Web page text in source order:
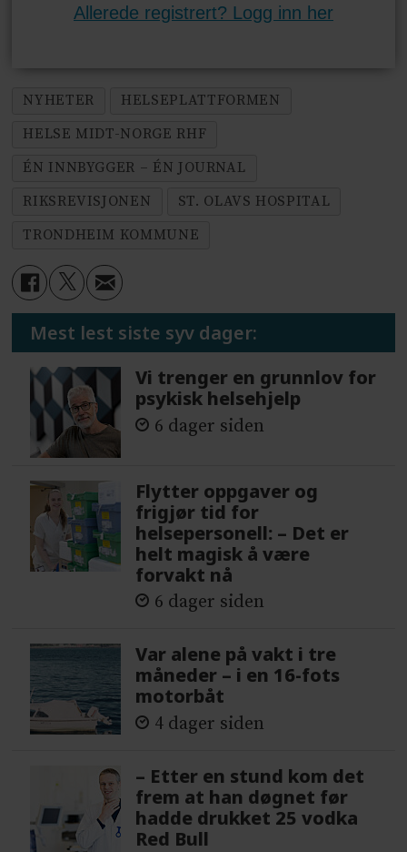
Allerede registrert? Logg inn her
NYHETER
HELSEPLATTFORMEN
HELSE MIDT-NORGE RHF
ÉN INNBYGGER – ÉN JOURNAL
RIKSREVISJONEN
ST. OLAVS HOSPITAL
TRONDHEIM KOMMUNE
Mest lest siste syv dager:
Vi trenger en grunnlov for
psykisk helsehjelp
6 dager siden
Flytter oppgaver og
frigjør tid for
helsepersonell: – Det er
helt magisk å være
forvakt nå
6 dager siden
Var alene på vakt i tre
måneder – i en 16-fots
motorbåt
4 dager siden
– Etter en stund kom det
frem at han døgnet før
hadde drukket 25 vodka
Red Bull